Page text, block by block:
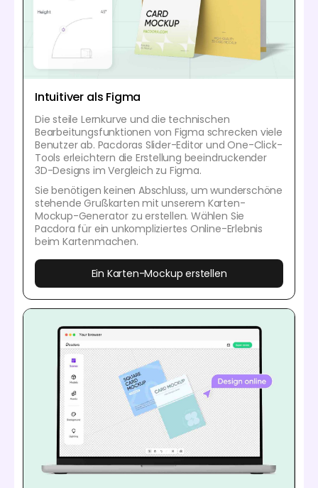
Intuitiver als Figma
Die steile Lernkurve und die technischen
Bearbeitungsfunktionen von Figma schrecken viele
Benutzer ab. Pacdoras Slider-Editor und One-Click-
Tools erleichtern die Erstellung beeindruckender
3D-Designs im Vergleich zu Figma.
Sie benötigen keinen Abschluss, um wunderschöne
stehende Grußkarten mit unserem Karten-
Mockup-Generator zu erstellen. Wählen Sie
Pacdora für ein unkompliziertes Online-Erlebnis
beim Kartenmachen.
Ein Karten-Mockup erstellen